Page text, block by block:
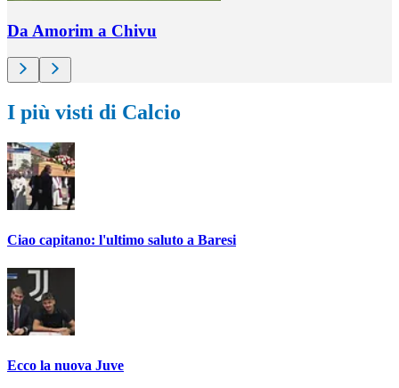
Da Amorim a Chivu
I più visti di Calcio
Ciao capitano: l'ultimo saluto a Baresi
Ecco la nuova Juve